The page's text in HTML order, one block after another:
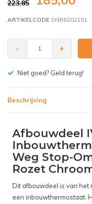
223,85
ARTIKELCODE SNB6202151
- +
Niet goed? Geld terug!
Beschrijving
Afbouwdeel
Weg Stop-
Rozet
Dit afbouwdeel is van het
een inbouwthermostaat.